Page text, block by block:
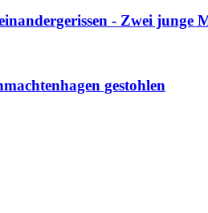
- Zwei junge
gestohlen